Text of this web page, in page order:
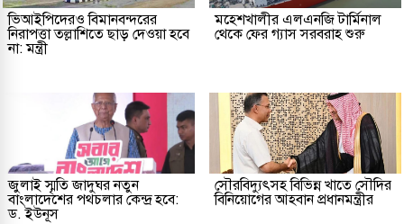
ভিআইপিদেরও বিমানবন্দরের
নিরাপত্তা তল্লাশিতে ছাড় দেওয়া হবে
না: মন্ত্রী
মহেশখালীর এলএনজি টার্মিনাল
থেকে ফের গ্যাস সরবরাহ শুরু
জুলাই স্মৃতি জাদুঘর নতুন
বাংলাদেশের পথচলার কেন্দ্র হবে:
ড. ইউনূস
সৌরবিদ্যুৎসহ বিভিন্ন খাতে সৌদির
বিনিয়োগের আহবান প্রধানমন্ত্রীর